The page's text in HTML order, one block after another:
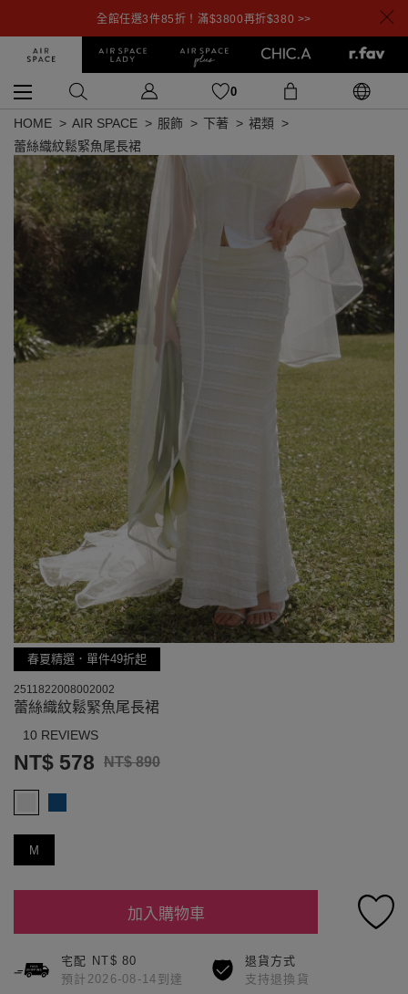
全館任選3件85折！滿$3800再折$380 >>
0
HOME AIR SPACE 服飾 下著
裙類
蕾絲織紋鬆緊魚尾長裙
春夏精選．單件49折起
2511822008002002
蕾絲織紋鬆緊魚尾長裙
10 REVIEWS
NT$ 578 NT$ 890
M
加入購物車
宅配 NT$ 80
預計2026-08-14到達
退貨方式
支持退換貨